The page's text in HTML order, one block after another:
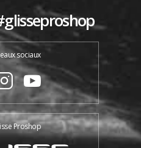
sociaux
Proshop